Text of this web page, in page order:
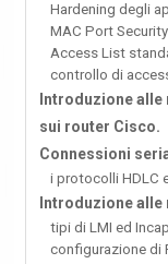
Hardening degli
MAC Port Security
Access List
controllo di
Introduzione alle
sui router Cisco.
Connessioni
i protocolli HDLC
Introduzione alle
tipi di LMI ed
configurazione di